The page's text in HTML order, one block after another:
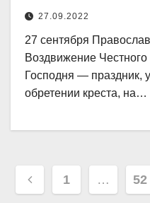
27.09.2022
27 сентября
Воздвижение
Господня — праздник,
обретении креста, на…
Навигация
1 … 52